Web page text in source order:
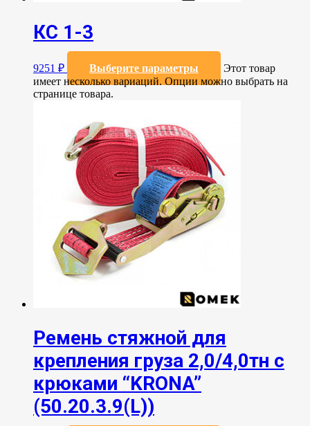
КС 1-3
9251 ₽ Выберите параметры
Этот товар
имеет несколько вариаций. Опции можно выбрать на
странице товара.
Ремень стяжной для
крепления груза 2,0/4,0тн с
крюками “KRONA”
(50.20.3.9(L))